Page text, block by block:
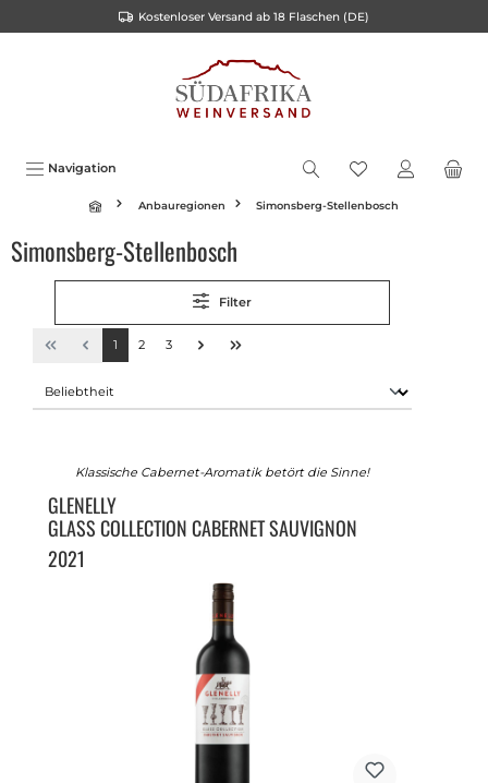
Kostenloser Versand ab 18 Flaschen (DE)
Navigation
Anbauregionen Simonsberg-Stellenbosch
Simonsberg-Stellenbosch
Filter
1 2 3
Klassische Cabernet-Aromatik betört die Sinne!
GLENELLY
GLASS COLLECTION CABERNET SAUVIGNON
2021